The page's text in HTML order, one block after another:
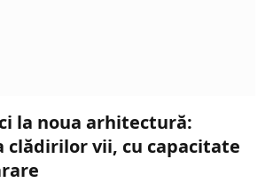
la noua arhitectură:
clădirilor vii, cu capacitate